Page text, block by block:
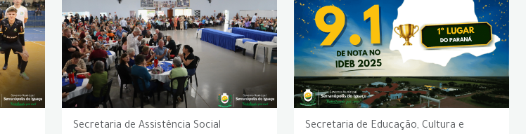
Secretaria de Assistência Social
Secretaria de Educação, Cultura e